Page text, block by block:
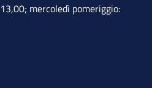
mercoledì pomeriggio: